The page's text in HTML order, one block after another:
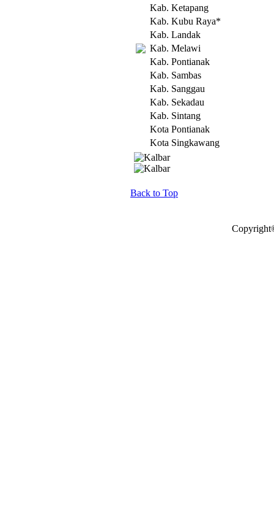
Kab. Ketapang
Kab. Kubu Raya*
Kab. Landak
Kab. Melawi
Kab. Pontianak
Kab. Sambas
Kab. Sanggau
Kab. Sekadau
Kab. Sintang
Kota Pontianak
Kota Singkawang
Back to Top